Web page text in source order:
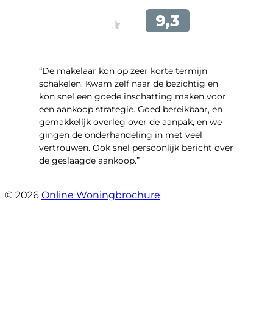
“De makelaar kon op zeer korte termijn
schakelen. Kwam zelf naar de bezichtig en
kon snel een goede inschatting maken voor
een aankoop strategie. Goed bereikbaar, en
gemakkelijk overleg over de aanpak, en we
gingen de onderhandeling in met veel
vertrouwen. Ook snel persoonlijk bericht over
de geslaagde aankoop.”
© 2026 Online Woningbrochure